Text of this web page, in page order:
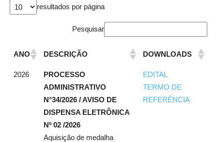
resultados por página
Pesquisar
ANO DESCRIÇÃO DOWNLOADS
2026
PROCESSO
ADMINISTRATIVO
N°34/2026 / AVISO DE
DISPENSA ELETRÔNICA
Nº 02 /2026
Aquisição de medalha
EDITAL
TERMO DE
REFERÊNCIA